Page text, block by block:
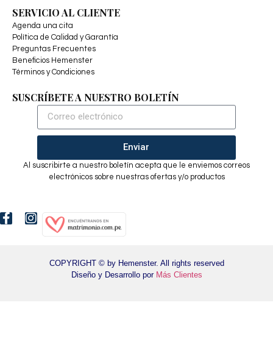
SERVICIO AL CLIENTE
Agenda una cita
Política de Calidad y Garantía
Preguntas Frecuentes
Beneficios Hemenster
Términos y Condiciones
SUSCRÍBETE A NUESTRO BOLETÍN
Enviar
Al suscribirte a nuestro boletín acepta que le enviemos correos
electrónicos sobre nuestras ofertas y/o productos
COPYRIGHT © by Hemenster. All rights reserved
Diseño y Desarrollo por Más Clientes